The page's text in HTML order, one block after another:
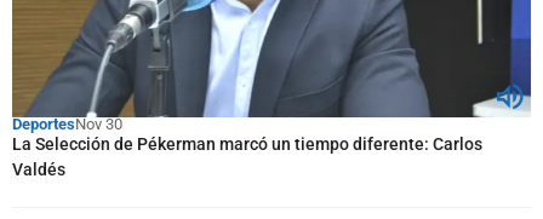
DeportesNov 30
La Selección de Pékerman marcó un tiempo diferente: Carlos
Valdés